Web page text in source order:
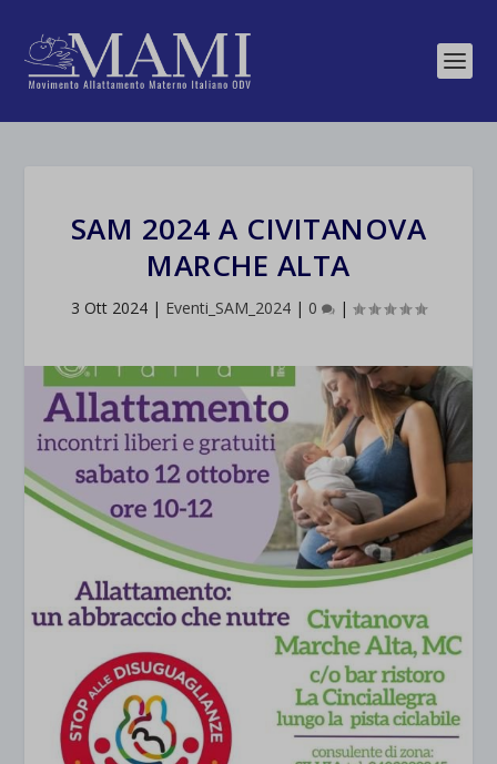
SAM 2024 A CIVITANOVA
MARCHE ALTA
3 Ott 2024 | Eventi_SAM_2024 | 0 |